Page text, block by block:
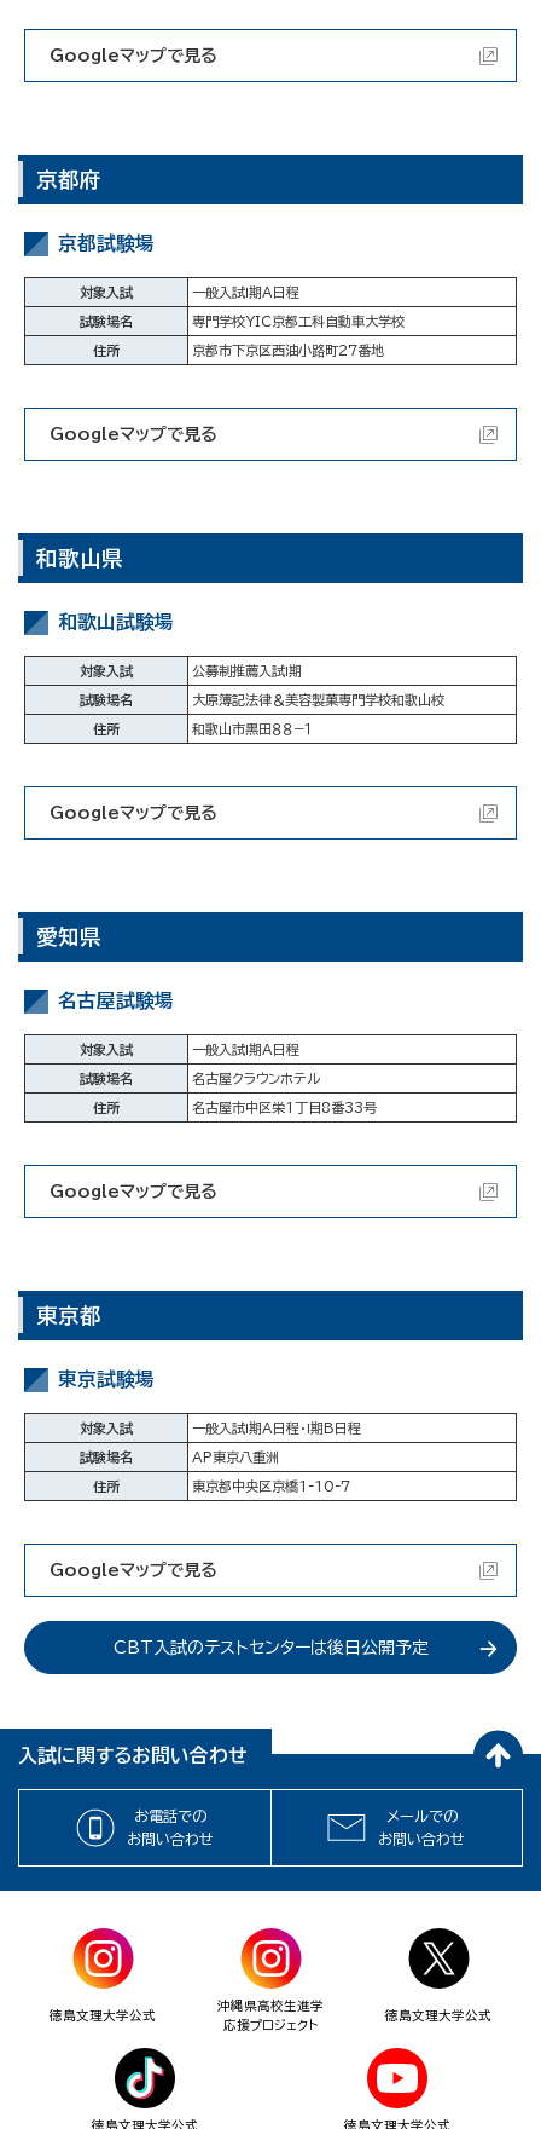
Googleマップで見る
京都府
京都試験場
対象入試 一般入試Ⅰ期A日程
試験場名 専門学校YIC京都工科自動車大学校
住所 京都市下京区西油小路町27番地
Googleマップで見る
和歌山県
和歌山試験場
対象入試 公募制推薦入試Ⅰ期
試験場名 大原簿記法律＆美容製菓専門学校和歌山校
住所 和歌山市黒田８８−１
Googleマップで見る
愛知県
名古屋試験場
対象入試 一般入試Ⅰ期A日程
試験場名 名古屋クラウンホテル
住所 名古屋市中区栄1丁目8番33号
Googleマップで見る
東京都
東京試験場
対象入試 一般入試Ⅰ期A日程・Ⅰ期B日程
試験場名 AP東京八重洲
住所 東京都中央区京橋1-10-7
Googleマップで見る
CBT入試のテストセンターは後日公開予定
入試に関するお問い合わせ
お電話での
お問い合わせ
メールでの
お問い合わせ
徳島文理大学公式
沖縄県高校生進学
応援プロジェクト
徳島文理大学公式
徳島文理大学公式 徳島文理大学公式